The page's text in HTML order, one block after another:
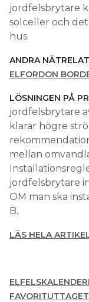
jordfelsbrytare
solceller och
hus.
ANDRA
ELFORDON
LÖSNINGEN PÅ
jordfelsbrytare
klarar högre
mellan
jordfelsbrytare
OM man ska
B.
LÄS HELA
FAVORITUTTAGET